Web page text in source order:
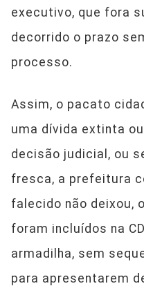
executivo, que fora
decorrido o prazo
processo.
Assim, o pacato
uma dívida extinta
decisão judicial, ou
fresca, a prefeitura
falecido não deixou,
foram incluídos na
armadilha, sem
para apresentarem